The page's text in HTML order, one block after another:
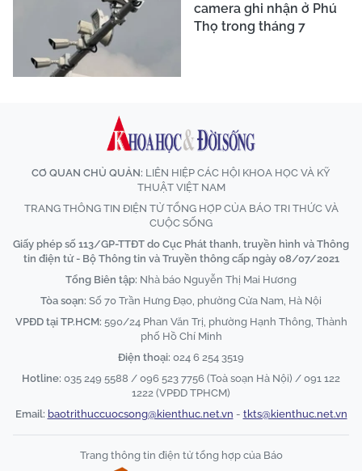
camera ghi nhận ở Phú
Thọ trong tháng 7
CƠ QUAN CHỦ QUẢN: LIÊN HIỆP CÁC HỘI KHOA HỌC VÀ KỸ
THUẬT VIỆT NAM
TRANG THÔNG TIN ĐIỆN TỬ TỔNG HỢP CỦA BÁO TRI THỨC VÀ
CUỘC SỐNG
Giấy phép số 113/GP-TTĐT do Cục Phát thanh, truyền hình và Thông
tin điện tử - Bộ Thông tin và Truyền thông cấp ngày 08/07/2021
Tổng Biên tập: Nhà báo Nguyễn Thị Mai Hương
Tòa soạn: Số 70 Trần Hưng Đạo, phường Cửa Nam, Hà Nội
VPĐD tại TP.HCM: 590/24 Phan Văn Trị, phường Hạnh Thông, Thành
phố Hồ Chí Minh
Điện thoại: 024 6 254 3519
Hotline: 035 249 5588 / 096 523 7756 (Toà soạn Hà Nội) / 091 122
1222 (VPĐD TPHCM)
Email: baotrithuccuocsong@kienthuc.net.vn - tkts@kienthuc.net.vn
Trang thông tin điện tử tổng hợp của Báo